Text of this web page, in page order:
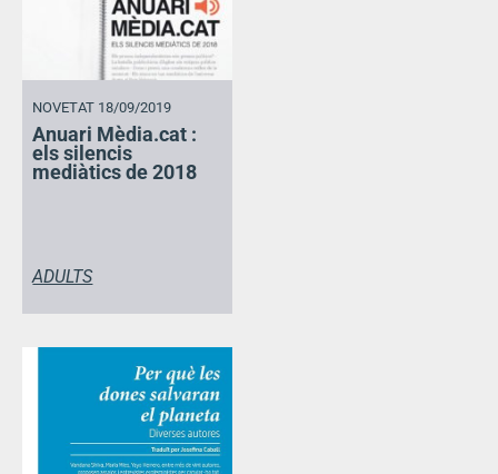
NOVETAT 18/09/2019
Anuari Mèdia.cat :
els silencis
mediàtics de 2018
ADULTS